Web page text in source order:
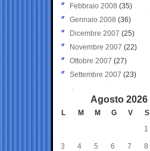
Febbraio 2008 (35)
Gennaio 2008 (36)
Dicembre 2007 (25)
Novembre 2007 (22)
Ottobre 2007 (27)
Settembre 2007 (23)
Agosto 2026
L M M G V S
1
3 4 5 6 7 8